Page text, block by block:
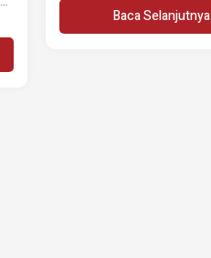
Baca Selanjutnya